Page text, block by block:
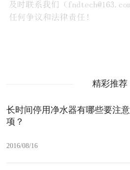
精彩推荐
长时间停用净水器有哪些要注
项？
2016/08/16